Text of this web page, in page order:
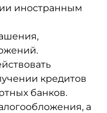
иностранным
кредитов
банков.
а